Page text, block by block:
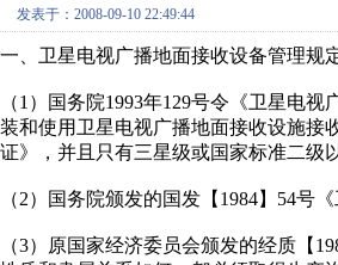
发表于：2008-09-10 22:49:44
一、卫星电视广播地面接收设备管理规
（1）国务院1993年129号令《卫星电
装和使用卫星电视广播地面接收设施接
证》，并且只有三星级或国家标准二级
（2）国务院颁发的国发【1984】54号
（3）原国家经济委员会颁发的经质【